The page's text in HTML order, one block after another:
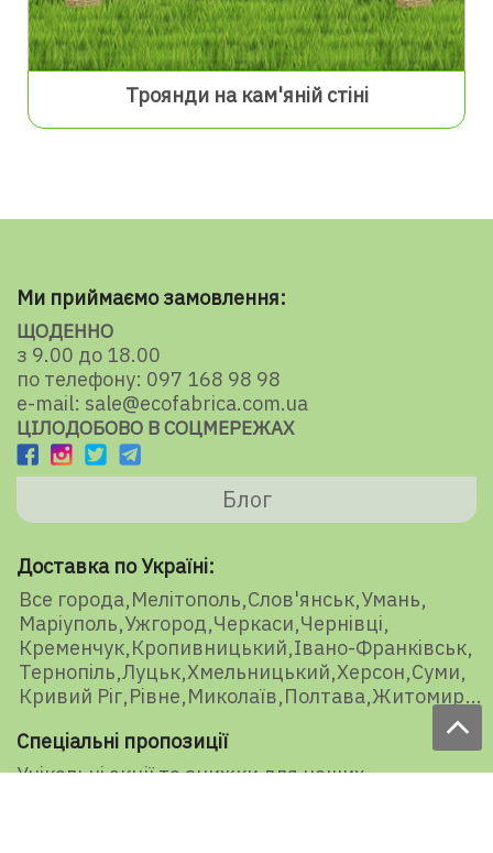
Троянди на кам'яній стіні
Ми приймаємо замовлення:
ЩОДЕННО
з 9.00 до 18.00
по телефону: 097 168 98 98
e-mail: sale@ecofabrica.com.ua
ЦІЛОДОБОВО В СОЦМЕРЕЖАХ
Блог
Доставка по Україні:
Все города Мелітополь Слов'янськ Умань
Маріуполь Ужгород Черкаси Чернівці
Кременчук Кропивницький Івано-Франківськ
Тернопіль Луцьк Хмельницький Херсон Суми
Кривий Ріг Рівне Миколаїв Полтава Житомир
Спеціальні пропозиції
Унікальні акції та знижки для наших